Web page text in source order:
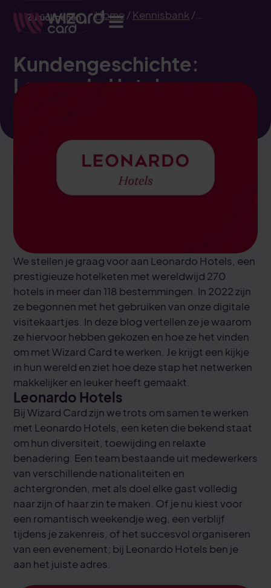
Zurückgehen Home / Kennisbank /
Kundengeschichte: Leonardo
Kundengeschichte:
Leonardo Hotels
We stellen je graag voor aan Leonardo Hotels, een
prestigieuze hotelketen met wereldwijd 270
hotels in meer dan 118 bestemmingen. In 2022 zijn
ze begonnen met het gebruiken van onze digitale
visitekaartjes. In deze blog vertellen ze je waarom
ze hiervoor hebben gekozen en hoe ze het vinden
om met Wizard Card te werken. Je krijgt een kijkje
in hun wereld en ziet hoe deze stap het netwerken
makkelijker en leuker heeft gemaakt.
Leonardo Hotels
Bij Wizard Card zijn we trots om samen te werken
met Leonardo Hotels, een keten die bekend staat
om hun diversiteit, toewijding en relaxte
benadering. Een team bestaande uit medewerkers
van verschillende nationaliteiten en
achtergronden, met als doel elke gast volledig
naar zijn of haar zin te maken. Of je nu kiest voor
een romantisch weekendje weg, een verblijf
tijdens je zakenreis, of het succesvol organiseren
van een evenement; bij Leonardo Hotels ben je
aan het juiste adres.